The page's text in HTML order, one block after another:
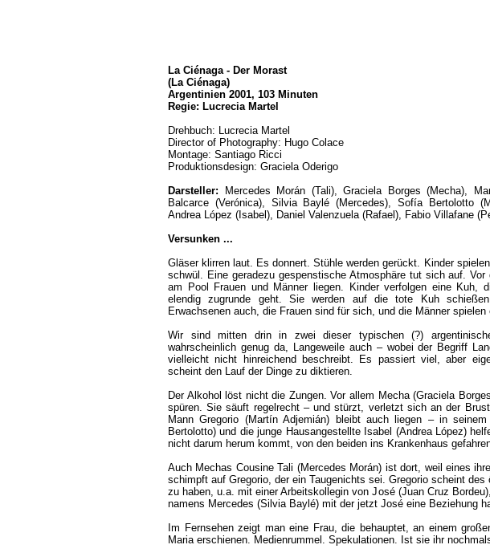
La Ciénaga - Der Morast
(La Ciénaga)
Argentinien 2001, 103 Minuten
Regie: Lucrecia Martel
Drehbuch: Lucrecia Martel
Director of Photography: Hugo Colace
Montage: Santiago Ricci
Produktionsdesign: Graciela Oderigo
Darsteller: Mercedes Morán (Tali), Graciela Borges (Mecha),
Balcarce (Verónica), Silvia Baylé (Mercedes), Sofía Bertolotto
Andrea López (Isabel), Daniel Valenzuela (Rafael), Fabio Villafane
Versunken ...
Gläser klirren laut. Es donnert. Stühle werden gerückt. Kinder
schwül. Eine geradezu gespenstische Atmosphäre tut sich auf.
am Pool Frauen und Männer liegen. Kinder verfolgen eine Kuh,
elendig zugrunde geht. Sie werden auf die tote Kuh
Erwachsenen auch, die Frauen sind für sich, und die Männer
Wir sind mitten drin in zwei dieser typischen (?)
wahrscheinlich genug da, Langeweile auch – wobei der Begriff
vielleicht nicht hinreichend beschreibt. Es passiert viel, aber
scheint den Lauf der Dinge zu diktieren.
Der Alkohol löst nicht die Zungen. Vor allem Mecha (Graciela
spüren. Sie säuft regelrecht – und stürzt, verletzt sich an der
Mann Gregorio (Martín Adjemián) bleibt auch liegen – in
Bertolotto) und die junge Hausangestellte Isabel (Andrea López)
nicht darum herum kommt, von den beiden ins Krankenhaus
Auch Mechas Cousine Tali (Mercedes Morán) ist dort, weil eines
schimpft auf Gregorio, der ein Taugenichts sei. Gregorio scheint des
zu haben, u.a. mit einer Arbeitskollegin von José (Juan Cruz
namens Mercedes (Silvia Baylé) mit der jetzt José eine Beziehung
Im Fernsehen zeigt man eine Frau, die behauptet, an einem
Maria erschienen. Medienrummel. Spekulationen. Ist sie ihr